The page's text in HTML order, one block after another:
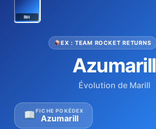
RH
EX : TEAM ROCKET RETURNS
Azumarill
Évolution de Marill
FICHE POKÉDEX
Azumarill